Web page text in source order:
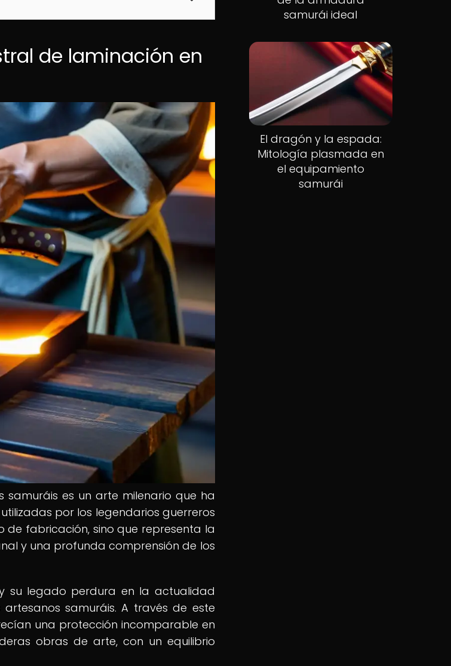
de laminación en
es un arte milenario que ha
por los legendarios guerreros
de fabricación, sino que representa la
y una profunda comprensión de los
su legado perdura en la actualidad
samuráis. A través de este
una protección incomparable en
obras de arte, con un equilibrio
samurái ideal
El dragón y la espada:
Mitología plasmada en
el equipamiento
samurái